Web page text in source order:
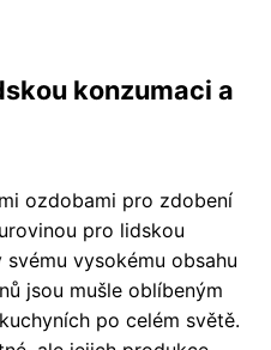
konzumaci a
ozdobami pro zdobení
pro lidskou
vysokému obsahu
jsou mušle oblíbeným
po celém světě.